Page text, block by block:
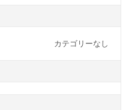
カテゴリーなし